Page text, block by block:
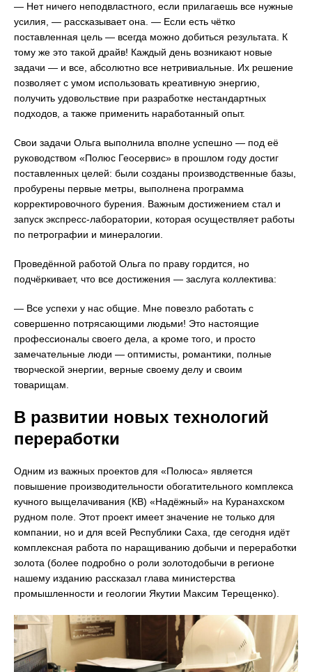
— Нет ничего неподвластного, если прилагаешь все нужные
усилия, — рассказывает она. — Если есть чётко
поставленная цель — всегда можно добиться результата. К
тому же это такой драйв! Каждый день возникают новые
задачи — и все, абсолютно все нетривиальные. Их решение
позволяет с умом использовать креативную энергию,
получить удовольствие при разработке нестандартных
подходов, а также применить наработанный опыт.
Свои задачи Ольга выполнила вполне успешно — под её
руководством «Полюс Геосервис» в прошлом году достиг
поставленных целей: были созданы производственные базы,
пробурены первые метры, выполнена программа
корректировочного бурения. Важным достижением стал и
запуск экспресс-лаборатории, которая осуществляет работы
по петрографии и минералогии.
Проведённой работой Ольга по праву гордится, но
подчёркивает, что все достижения — заслуга коллектива:
— Все успехи у нас общие. Мне повезло работать с
совершенно потрясающими людьми! Это настоящие
профессионалы своего дела, а кроме того, и просто
замечательные люди — оптимисты, романтики, полные
творческой энергии, верные своему делу и своим
товарищам.
В развитии новых технологий
переработки
Одним из важных проектов для «Полюса» является
повышение производительности обогатительного комплекса
кучного выщелачивания (КВ) «Надёжный» на Куранахском
рудном поле. Этот проект имеет значение не только для
компании, но и для всей Республики Саха, где сегодня идёт
комплексная работа по наращиванию добычи и переработки
золота (более подробно о роли золотодобычи в регионе
нашему изданию рассказал глава министерства
промышленности и геологии Якутии Максим Терещенко).